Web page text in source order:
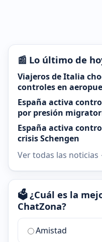
📰 Lo último de
Viajeros de Italia
controles en
España activa
por presión
España activa
crisis Schengen
Ver todas las
🗳️ ¿Cuál es la
ChatZona?
¿Cuál
Amistad